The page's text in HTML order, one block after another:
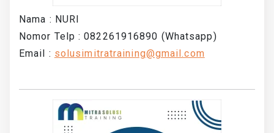
Nama : NURI
Nomor Telp : 082261916890 (Whatsapp)
Email : solusimitratraining@gmail.com